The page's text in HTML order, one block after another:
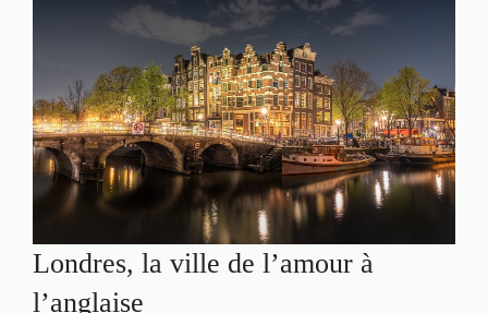
Londres, la ville de l’amour à
l’anglaise